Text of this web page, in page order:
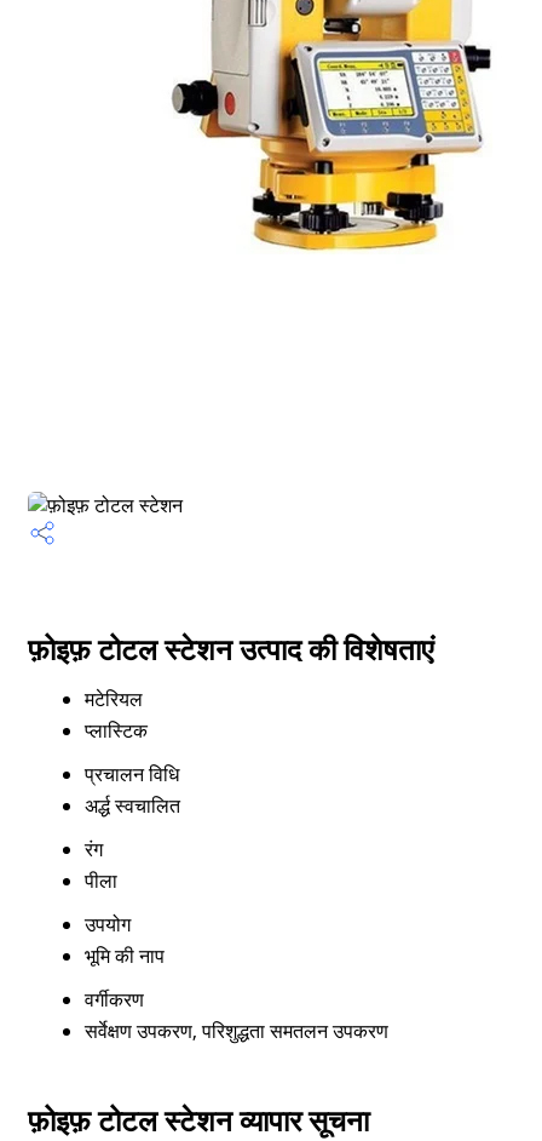
फ़ोइफ़ टोटल स्टेशन उत्पाद की विशेषताएं
मटेरियल
प्लास्टिक
प्रचालन विधि
अर्द्ध स्वचालित
रंग
पीला
उपयोग
भूमि की नाप
वर्गीकरण
सर्वेक्षण उपकरण, परिशुद्धता समतलन उपकरण
फ़ोइफ़ टोटल स्टेशन व्यापार सूचना